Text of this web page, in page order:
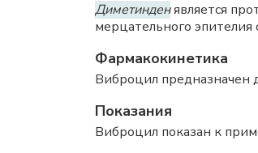
Диметинденявляется
мерцательного эпителия
Фармакокинетика
Виброцил предназначен
Показания
Виброцил показан к